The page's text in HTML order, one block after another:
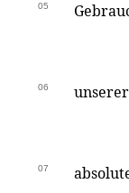
05
06
07